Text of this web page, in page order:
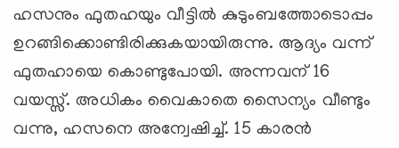
ഹസനും ഫുതഹയും വീട്ടില്‍ കുടുംബത്തോടൊപ്പം
ഉറങ്ങിക്കൊണ്ടിരിക്കുകയായിരുന്നു. ആദ്യം വന്ന്
ഫുതഹായെ കൊണ്ടുപോയി. അന്നവന് 16
വയസ്സ്. അധികം വൈകാതെ സൈന്യം വീണ്ടും
വന്നു, ഹസനെ അന്വേഷിച്ച്. 15 കാരന്‍